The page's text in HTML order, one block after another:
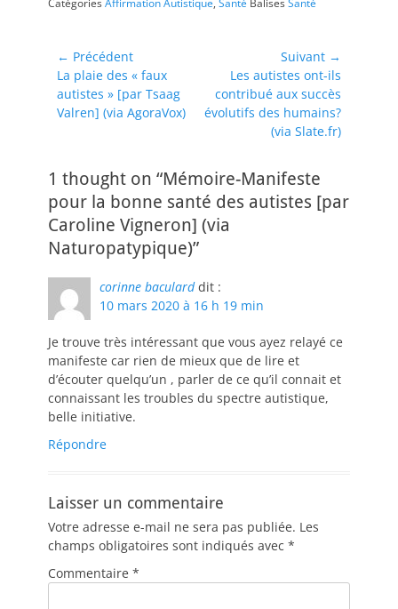
CatégoriesAffirmation Autistique, Santé BalisesSanté
Navigation
de
l’article
← Précédent
Article
précédent :
La plaie des « faux
autistes » [par Tsaag
Valren] (via AgoraVox)
Suivant →
Article
suivant :
Les autistes ont-ils
contribué aux succès
évolutifs des humains?
(via Slate.fr)
1 thought on “Mémoire-Manifeste
pour la bonne santé des autistes [par
Caroline Vigneron] (via
Naturopatypique)”
corinne baculard dit :
10 mars 2020 à 16 h 19 min
Je trouve très intéressant que vous ayez relayé ce
manifeste car rien de mieux que de lire et
d’écouter quelqu’un , parler de ce qu’il connait et
connaissant les troubles du spectre autistique,
belle initiative.
Répondre
Laisser un commentaire
Votre adresse e-mail ne sera pas publiée. Les
champs obligatoires sont indiqués avec *
Commentaire *